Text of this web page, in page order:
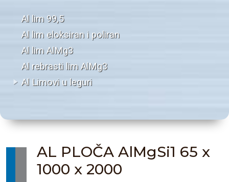
Al lim 99,5
Al lim eloksiran i poliran
Al lim AlMg3
Al rebrasti lim AlMg3
Al Limovi u leguri
AL PLOČA AlMgSi1 65 x
1000 x 2000